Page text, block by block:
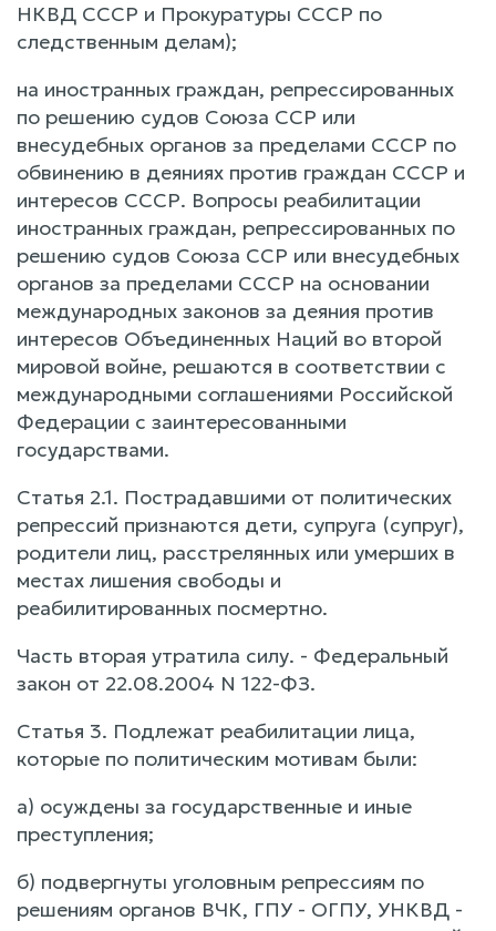
НКВД СССР и Прокуратуры СССР по
следственным делам);
на иностранных граждан, репрессированных
по решению судов Союза ССР или
внесудебных органов за пределами СССР по
обвинению в деяниях против граждан СССР и
интересов СССР. Вопросы реабилитации
иностранных граждан, репрессированных по
решению судов Союза ССР или внесудебных
органов за пределами СССР на основании
международных законов за деяния против
интересов Объединенных Наций во второй
мировой войне, решаются в соответствии с
международными соглашениями Российской
Федерации с заинтересованными
государствами.
Статья 2.1. Пострадавшими от политических
репрессий признаются дети, супруга (супруг),
родители лиц, расстрелянных или умерших в
местах лишения свободы и
реабилитированных посмертно.
Часть вторая утратила силу. - Федеральный
закон от 22.08.2004 N 122-ФЗ.
Статья 3. Подлежат реабилитации лица,
которые по политическим мотивам были:
а) осуждены за государственные и иные
преступления;
б) подвергнуты уголовным репрессиям по
решениям органов ВЧК, ГПУ - ОГПУ, УНКВД -